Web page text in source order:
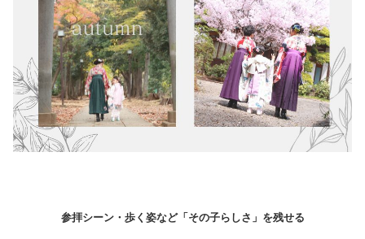
参拝シーン・歩く姿など「その子らしさ」を残せる